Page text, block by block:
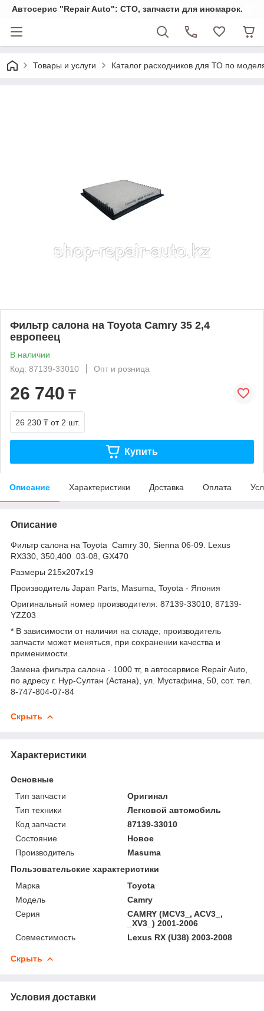
Автосерис "Repair Auto": СТО, запчасти для иномарок.
Товары и услуги Каталог расходников для ТО по
Фильтр салона на Toyota Camry 35 2,4
европеец
В наличии
Код: 87139-33010
Опт и розница
26 740 ₸
26 230 ₸ от 2 шт.
Купить
Описание Характеристики Доставка Оплата
Описание
Фильтр салона на Toyota Camry 30, Sienna 06-09. Lexus
RX330, 350,400 03-08, GX470
Размеры 215x207x19
Производитель Japan Parts, Masuma, Toyota - Япония
Оригинальный номер производителя: 87139-33010; 87139-
YZZ03
* В зависимости от наличия на складе, производитель
запчасти может меняться, при сохранении качества и
применимости.
Замена фильтра салона - 1000 тг, в автосервисе Repair Auto,
по адресу г. Нур-Султан (Астана), ул. Мустафина, 50, сот. тел.
8-747-804-07-84
Скрыть
Характеристики
Основные
Тип запчасти
Оригинал
Тип техники
Легковой автомобиль
Код запчасти
87139-33010
Состояние
Новое
Производитель
Masuma
Пользовательские характеристики
Марка
Toyota
Модель
Camry
Серия
CAMRY (MCV3_, ACV3_,
_XV3_) 2001-2006
Совместимость
Lexus RX (U38) 2003-2008
Скрыть
Условия доставки